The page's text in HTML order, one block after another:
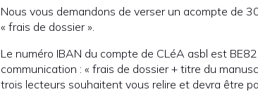
Nous vous demandons de verser un acompte de
« frais de dossier ».
Le numéro IBAN du compte de CLéA asbl est
communication : « frais de dossier + titre du
trois lecteurs souhaitent vous relire et devra être